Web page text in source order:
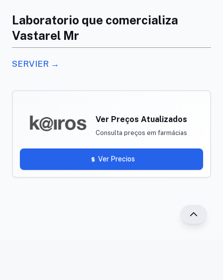
Laboratorio que comercializa
Vastarel Mr
SERVIER →
Ver Preços Atualizados
Consulta preços em farmácias
Ver Precios